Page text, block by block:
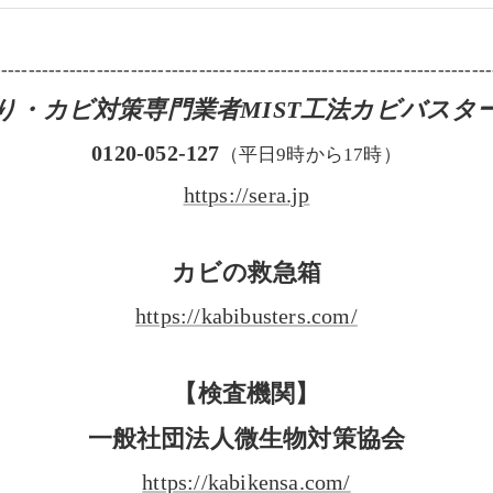
・カビ対策専門業者MIST工法カビバスタ
0120-052-127 （平日9時から17時）
https://sera.jp
カビの救急箱
https://kabibusters.com/
【検査機関】
一般社団法人微生物対策協会
https://kabikensa.com/